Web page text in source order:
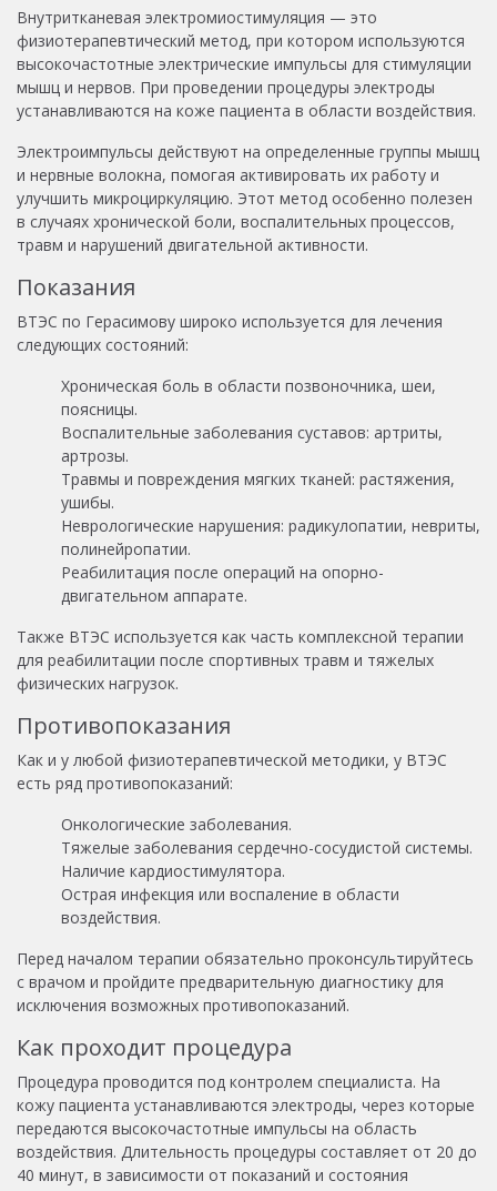
Внутритканевая электромиостимуляция — это
физиотерапевтический метод, при котором используются
высокочастотные электрические импульсы для стимуляции
мышц и нервов. При проведении процедуры электроды
устанавливаются на коже пациента в области воздействия.
Электроимпульсы действуют на определенные группы мышц
и нервные волокна, помогая активировать их работу и
улучшить микроциркуляцию. Этот метод особенно полезен
в случаях хронической боли, воспалительных процессов,
травм и нарушений двигательной активности.
Показания
ВТЭС по Герасимову широко используется для лечения
следующих состояний:
Хроническая боль в области позвоночника, шеи,
поясницы.
Воспалительные заболевания суставов: артриты,
артрозы.
Травмы и повреждения мягких тканей: растяжения,
ушибы.
Неврологические нарушения: радикулопатии, невриты,
полинейропатии.
Реабилитация после операций на опорно-
двигательном аппарате.
Также ВТЭС используется как часть комплексной терапии
для реабилитации после спортивных травм и тяжелых
физических нагрузок.
Противопоказания
Как и у любой физиотерапевтической методики, у ВТЭС
есть ряд противопоказаний:
Онкологические заболевания.
Тяжелые заболевания сердечно-сосудистой системы.
Наличие кардиостимулятора.
Острая инфекция или воспаление в области
воздействия.
Перед началом терапии обязательно проконсультируйтесь
с врачом и пройдите предварительную диагностику для
исключения возможных противопоказаний.
Как проходит процедура
Процедура проводится под контролем специалиста. На
кожу пациента устанавливаются электроды, через которые
передаются высокочастотные импульсы на область
воздействия. Длительность процедуры составляет от 20 до
40 минут, в зависимости от показаний и состояния